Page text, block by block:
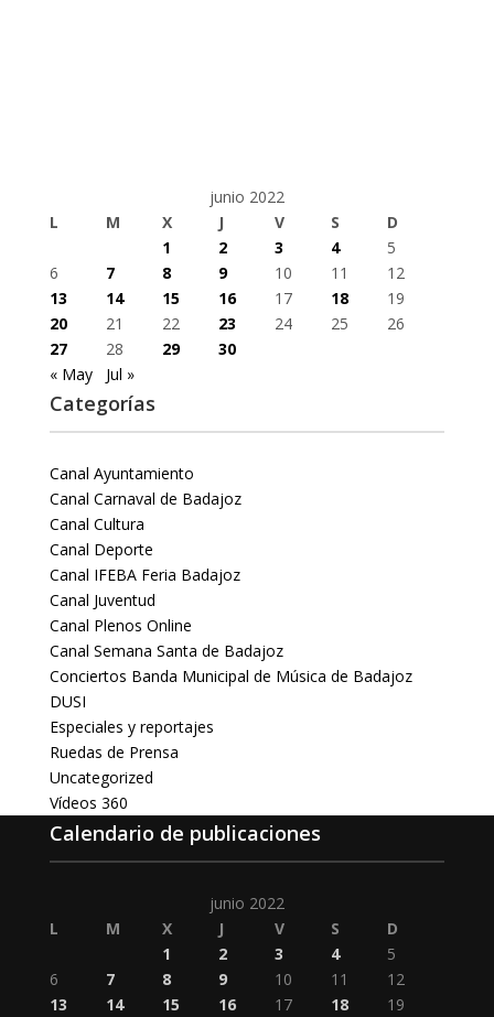
junio 2022
L
M X J V S
D
1
2 3 4
5
6
7 8 9 10 11
12
13
14 15 16 17 18
19
20
21 22 23 24 25
26
27
28 29
30
« May
Jul »
Categorías
Canal Ayuntamiento
Canal Carnaval de Badajoz
Canal Cultura
Canal Deporte
Canal IFEBA Feria Badajoz
Canal Juventud
Canal Plenos Online
Canal Semana Santa de Badajoz
Conciertos Banda Municipal de Música de Badajoz
DUSI
Especiales y reportajes
Ruedas de Prensa
Uncategorized
Vídeos 360
Calendario de publicaciones
junio 2022
L
M X J V S
D
1
2 3 4
5
6
7 8 9 10 11
12
13
14 15 16 17 18
19